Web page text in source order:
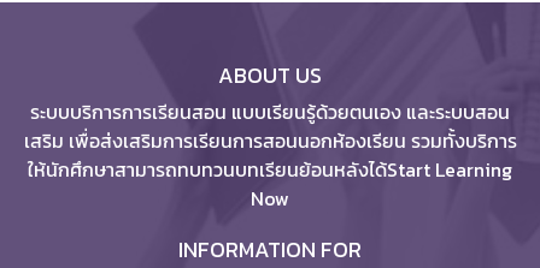
ABOUT US
ระบบบริการการเรียนสอน แบบเรียนรู้ด้วยตนเอง และระบบสอน
เสริม เพื่อส่งเสริมการเรียนการสอนนอกห้องเรียน รวมทั้งบริการ
ให้นักศึกษาสามารถทบทวนบทเรียนย้อนหลังได้Start Learning
Now
INFORMATION FOR